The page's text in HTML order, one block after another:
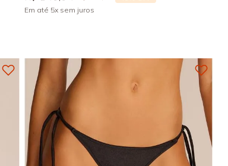
Em até 5x sem juros